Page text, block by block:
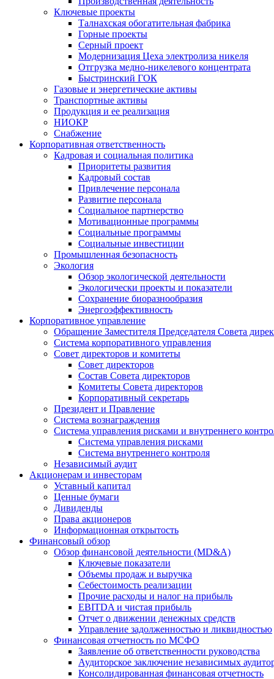
Ключевые проекты
Талнахская обогатительная фабрика
Горные проекты
Серный проект
Модернизация Цеха электролиза никеля
Отгрузка медно-никелевого концентрата
Быстринский ГОК
Газовые и энергетические активы
Транспортные активы
Продукция и ее реализация
НИОКР
Снабжение
Корпоративная ответственность
Кадровая и социальная политика
Приоритеты развития
Кадровый состав
Привлечение персонала
Развитие персонала
Социальное партнерство
Мотивационные программы
Социальные программы
Социальные инвестиции
Промышленная безопасность
Экология
Обзор экологической деятельности
Экологически проекты и показатели
Сохранение биоразнообразия
Энергоэффективность
Корпоративное управление
Обращение Заместителя Председателя Совета
Система корпоративного управления
Совет директоров и комитеты
Совет директоров
Состав Совета директоров
Комитеты Совета директоров
Корпоративный секретарь
Президент и Правление
Система вознаграждения
Система управления рисками и внутреннего
Система управления рисками
Система внутреннего контроля
Независимый аудит
Акционерам и инвесторам
Уставный капитал
Ценные бумаги
Дивиденды
Права акционеров
Информационная открытость
Финансовый обзор
Обзор финансовой деятельности (MD&A)
Ключевые показатели
Объемы продаж и выручка
Себестоимость реализации
Прочие расходы и налог на прибыль
EBITDA и чистая прибыль
Отчет о движении денежных средств
Управление задолженностью и ликвидностью
Финансовая отчетность по МСФО
Заявление об ответственности руководства
Аудиторское заключение независимых
Консолидированная финансовая отчетность